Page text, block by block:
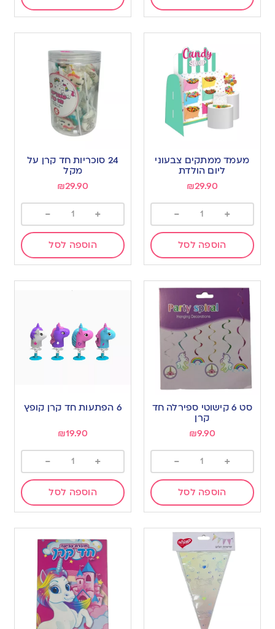
מעמד ממתקים צבעוני
ליום הולדת
₪29.90
+
-
הוספה לסל
24 סוכריות חד קרן על
מקל
₪29.90
+
-
הוספה לסל
סט 6 קישוטי ספירלה חד
קרן
₪9.90
+
-
הוספה לסל
6 הפתעות חד קרן קופץ
₪19.90
+
-
הוספה לסל